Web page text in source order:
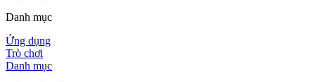
Danh mục
Ứng dụng
Trò chơi
Danh mục